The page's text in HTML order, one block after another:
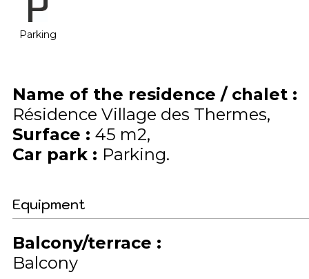
Parking
Name of the residence / chalet :
Résidence Village des Thermes
Surface : 45 m2
Car park : Parking
Equipment
Balcony/terrace :
Balcony